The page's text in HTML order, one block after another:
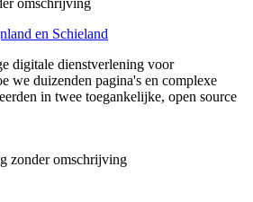
en Schieland
digitale dienstverlening voor
we duizenden pagina's en complexe
in twee toegankelijke, open source